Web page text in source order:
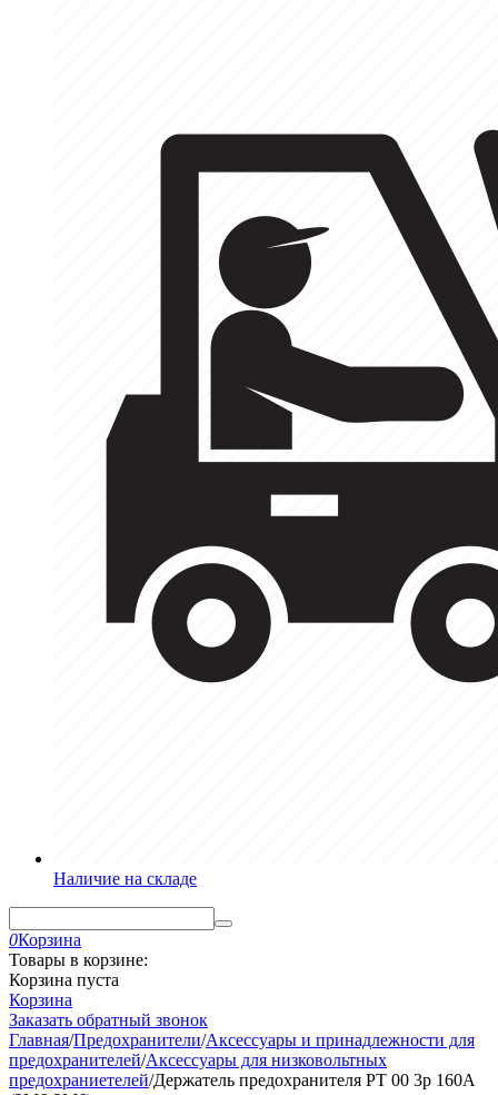
Наличие на складе
0Корзина
Товары в корзине:
Корзина пуста
Корзина
Заказать обратный звонок
Главная/Предохранители/Аксессуары и принадлежности для
предохранителей/Аксессуары для низковольтных
предохраниетелей/Держатель предохранителя PT 00 3p 160A